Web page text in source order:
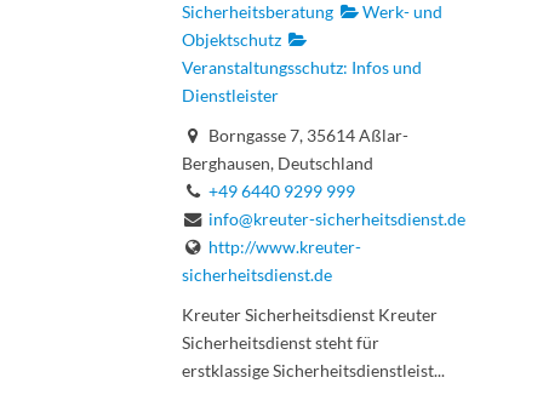
Sicherheitsberatung
Werk- und
Objektschutz
Veranstaltungsschutz: Infos und
Dienstleister
Borngasse 7, 35614 Aßlar-
Berghausen, Deutschland
+49 6440 9299 999
info@kreuter-sicherheitsdienst.de
http://www.kreuter-
sicherheitsdienst.de
Kreuter Sicherheitsdienst Kreuter
Sicherheitsdienst steht für
erstklassige Sicherheitsdienstleist...